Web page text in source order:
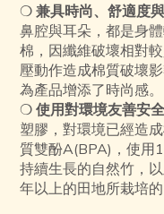
❍ 兼具時尚、舒適度
鼻腔與耳朵，都是身
棉，因纖維破壞相對
壓動作造成棉質破壞
為產品增添了時尚感。
❍ 使用對環境友善安
塑膠，對環境已經造
質雙酚A(BPA)，使用
持續生⻑的自然竹，
年以上的田地所栽培